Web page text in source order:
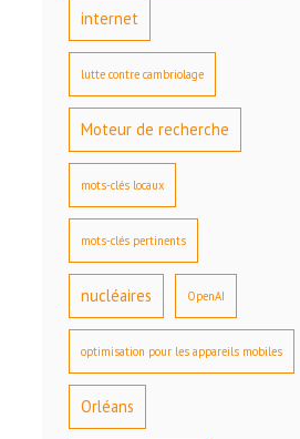
internet
lutte contre cambriolage
Moteur de recherche
mots-clés locaux
mots-clés pertinents
nucléaires OpenAI
optimisation pour les appareils mobiles
Orléans